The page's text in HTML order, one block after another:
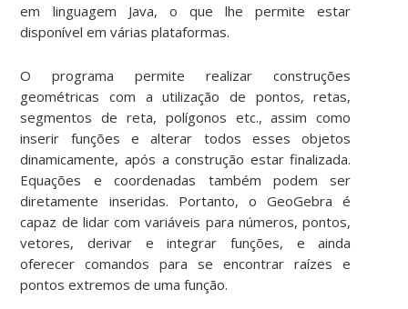
em linguagem Java, o que lhe permite estar
disponível em várias plataformas.
O programa permite realizar construções
geométricas com a utilização de pontos, retas,
segmentos de reta, polígonos etc., assim como
inserir funções e alterar todos esses objetos
dinamicamente, após a construção estar finalizada.
Equações e coordenadas também podem ser
diretamente inseridas. Portanto, o GeoGebra é
capaz de lidar com variáveis para números, pontos,
vetores, derivar e integrar funções, e ainda
oferecer comandos para se encontrar raízes e
pontos extremos de uma função.